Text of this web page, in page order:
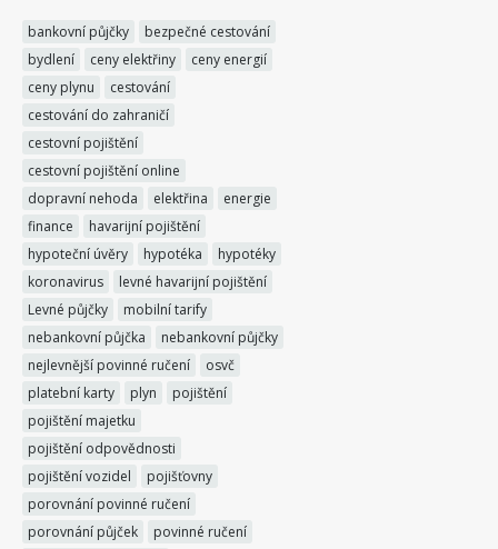
bankovní půjčky
bezpečné cestování
bydlení
ceny elektřiny
ceny energií
ceny plynu
cestování
cestování do zahraničí
cestovní pojištění
cestovní pojištění online
dopravní nehoda
elektřina
energie
finance
havarijní pojištění
hypoteční úvěry
hypotéka
hypotéky
koronavirus
levné havarijní pojištění
Levné půjčky
mobilní tarify
nebankovní půjčka
nebankovní půjčky
nejlevnější povinné ručení
osvč
platební karty
plyn
pojištění
pojištění majetku
pojištění odpovědnosti
pojištění vozidel
pojišťovny
porovnání povinné ručení
porovnání půjček
povinné ručení